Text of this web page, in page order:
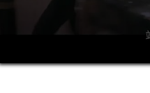
seconds